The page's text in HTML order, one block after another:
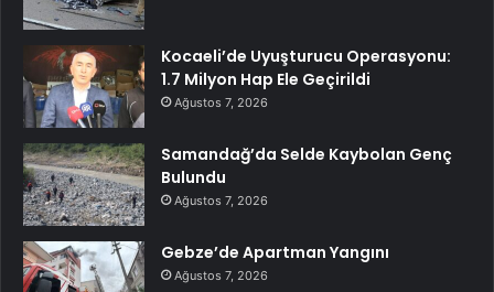
Kocaeli’de Uyuşturucu Operasyonu:
1.7 Milyon Hap Ele Geçirildi
Ağustos 7, 2026
Samandağ’da Selde Kaybolan Genç
Bulundu
Ağustos 7, 2026
Gebze’de Apartman Yangını
Ağustos 7, 2026